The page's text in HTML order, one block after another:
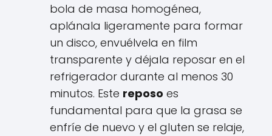
bola de masa homogénea,
aplánala ligeramente para formar
un disco, envuélvela en film
transparente y déjala reposar en el
refrigerador durante al menos 30
minutos. Este reposo es
fundamental para que la grasa se
enfríe de nuevo y el gluten se relaje,